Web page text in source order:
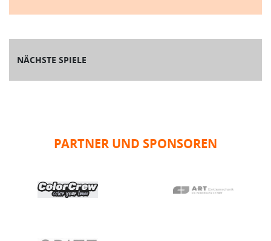
NÄCHSTE SPIELE
PARTNER UND SPONSOREN